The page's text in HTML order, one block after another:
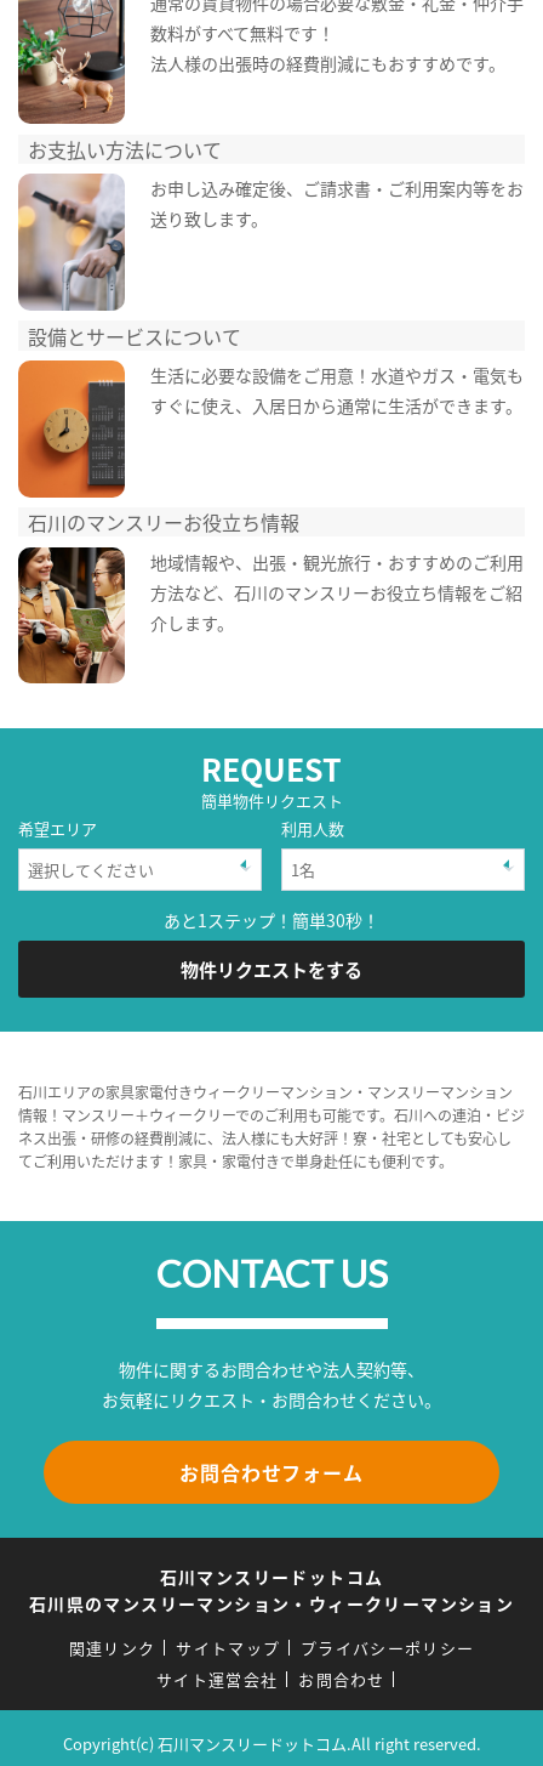
数料がすべて無料です！
法人様の出張時の経費削減にもおすすめです。
お支払い方法について
お申し込み確定後、ご請求書・ご利用案内等をお
送り致します。
設備とサービスについて
生活に必要な設備をご用意！水道やガス・電気も
すぐに使え、入居日から通常に生活ができます。
石川のマンスリーお役立ち情報
地域情報や、出張・観光旅行・おすすめのご利用
方法など、石川のマンスリーお役立ち情報をご紹
介します。
REQUEST
簡単物件リクエスト
希望エリア
利用人数
あと1ステップ！簡単30秒！
物件リクエストをする
石川エリアの家具家電付きウィークリーマンション・マンスリーマンション
情報！マンスリー＋ウィークリーでのご利用も可能です。石川への連泊・ビジ
ネス出張・研修の経費削減に、法人様にも大好評！寮・社宅としても安心し
てご利用いただけます！家具・家電付きで単身赴任にも便利です。
CONTACT US
物件に関するお問合わせや法人契約等、
お気軽にリクエスト・お問合わせください。
お問合わせフォーム
石川マンスリードットコム
石川県のマンスリーマンション・ウィークリーマンション
関連リンク サイトマップ
プライバシーポリシー
サイト運営会社
お問合わせ
Copyright(c) 石川マンスリードットコム.All right reserved.